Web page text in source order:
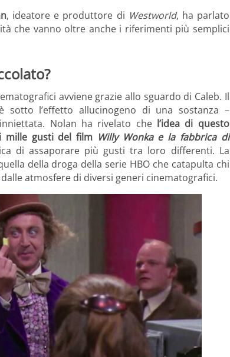
, ideatore e produttore di Westworld, ha parlato
che vanno oltre anche i riferimenti più semplici
avviene grazie allo sguardo di Caleb. Il
l’effetto allucinogeno di una sostanza –
Nolan ha rivelato che l’idea di questo
mille gusti del film Willy Wonka e la fabbrica di
di assaporare più gusti tra loro differenti. La
della droga della serie HBO che catapulta chi
atmosfere di diversi generi cinematografici.